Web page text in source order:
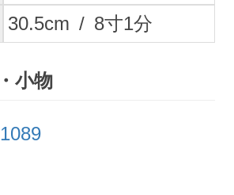
30.5cm / 8寸1分
小物